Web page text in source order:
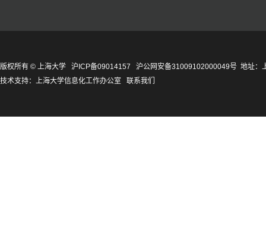
版权所有 © 上海大学 沪ICP备09014157 沪公网安备31009102000049号 地址：
技术支持： 上海大学信息化工作办公室 联系我们